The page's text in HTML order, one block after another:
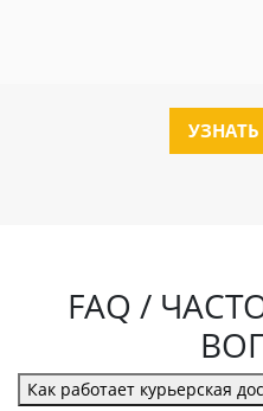
FAQ /
Как работает курьерская